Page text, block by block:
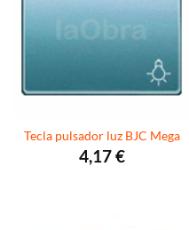
Tecla pulsador luz BJC Mega
4,17€